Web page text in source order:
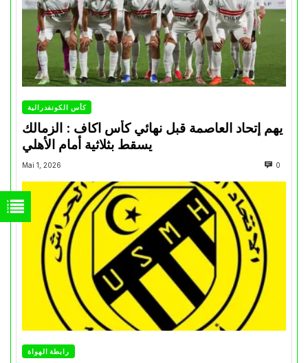
كأس الكونفدرالية
يهم إتحاد العاصمة قبل نهائي كأس اكاف : الزمالك
Mai 1, 2026 0
رابطة الهواة